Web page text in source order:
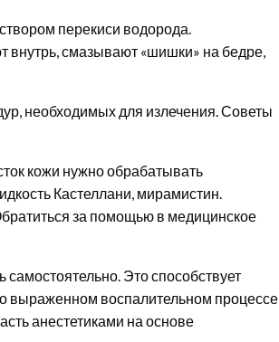
перекиси водорода.
внутрь, смазывают «шишки» на бедре,
необходимых для излечения. Советы
кожи нужно обрабатывать
Кастеллани, мирамистин.
за помощью в медицинское
Это способствует
выраженном воспалительном процессе
анестетиками на основе